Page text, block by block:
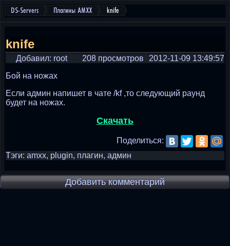
DS-Servers Плагины AMXX knife
knife
Добавил: root 2012-11-09 13:49:57
208 просмотров
Бой на ножах
Если админ напишет в чате /kf ,то следующий раунд
будет на ножах.
Скачать
Поделиться:
Тэги: amxx, plugin, плагин, админ
Добавить комментарий